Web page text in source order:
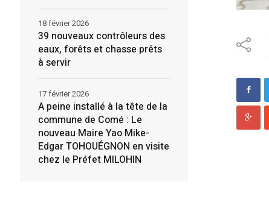
39 nouveaux contrôleurs des
eaux, forêts et chasse prêts
à servir
18 février 2026
A peine installé à la tête de la
commune de Comé : Le
nouveau Maire Yao Mike-
Edgar TOHOUÉGNON en visite
chez le Préfet MILOHIN
17 février 2026